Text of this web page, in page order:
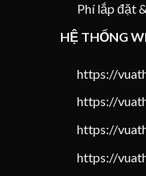
Phí lắp đặt
HỆ THỐNG
https://
https://
https://
https://